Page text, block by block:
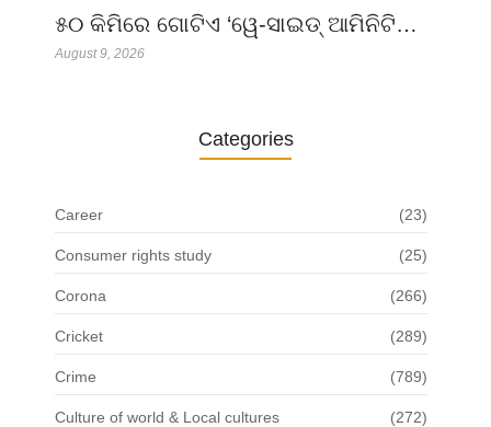
୫୦ କିମିରେ ଗୋଟିଏ ‘ୱେ-ସାଇଡ୍ ଆମିନିଟି…
August 9, 2026
Categories
Career (23)
Consumer rights study (25)
Corona (266)
Cricket (289)
Crime (789)
Culture of world & Local cultures (272)